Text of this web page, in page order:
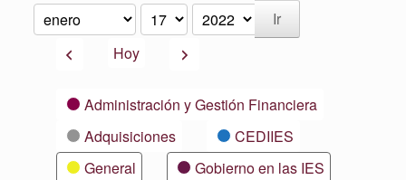
Mes
Día
Año
AnteriorHoy Siguiente
CategoríasAdministración y Gestión Financiera
Adquisiciones
CEDIIES
General
Gobierno en las IES